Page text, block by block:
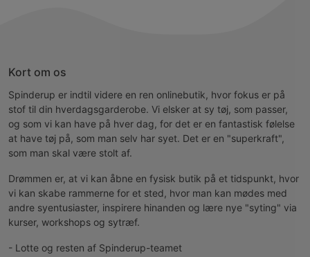
Kort om os
Spinderup er indtil videre en ren onlinebutik, hvor fokus er på
stof til din hverdagsgarderobe. Vi elsker at sy tøj, som passer,
og som vi kan have på hver dag, for det er en fantastisk følelse
at have tøj på, som man selv har syet. Det er en "superkraft",
som man skal være stolt af.
Drømmen er, at vi kan åbne en fysisk butik på et tidspunkt, hvor
vi kan skabe rammerne for et sted, hvor man kan mødes med
andre syentusiaster, inspirere hinanden og lære nye "syting" via
kurser, workshops og sytræf.
- Lotte og resten af Spinderup-teamet